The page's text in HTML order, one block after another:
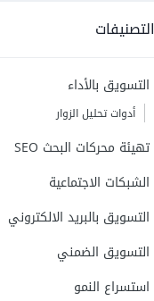
التصنيفات
التسويق بالأداء
أدوات تحليل الزوار
تهيئة محركات البحث SEO
الشبكات الاجتماعية
التسويق بالبريد الالكتروني
التسويق الضمني
استسراع النمو